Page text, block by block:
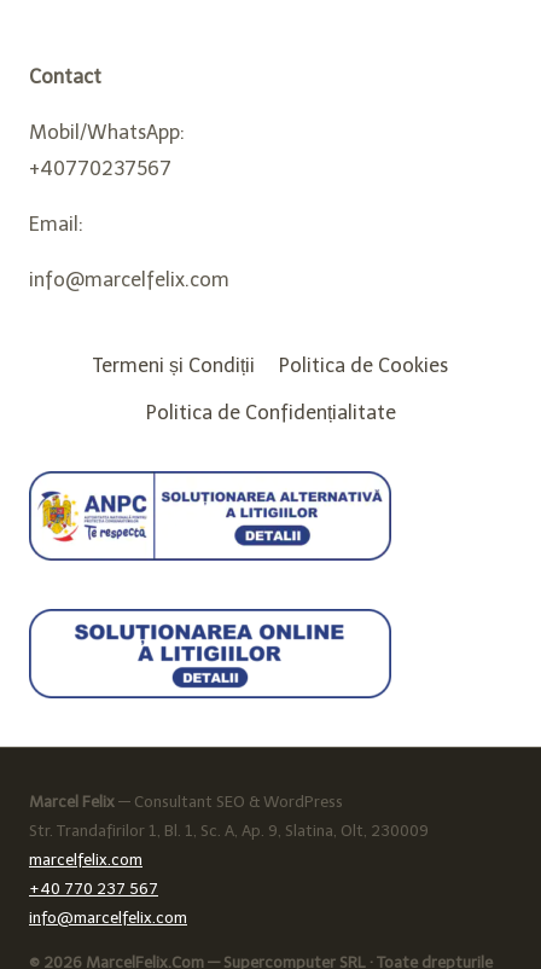
Contact
Mobil/WhatsApp:
+40770237567
Email:
info@marcelfelix.com
Termeni și Condiții Politica de Cookies
Politica de Confidențialitate
Marcel Felix — Consultant SEO & WordPress
Str. Trandafirilor 1, Bl. 1, Sc. A, Ap. 9, Slatina, Olt, 230009
marcelfelix.com
+40 770 237 567
info@marcelfelix.com
© 2026 MarcelFelix.Com — Supercomputer SRL · Toate drepturile